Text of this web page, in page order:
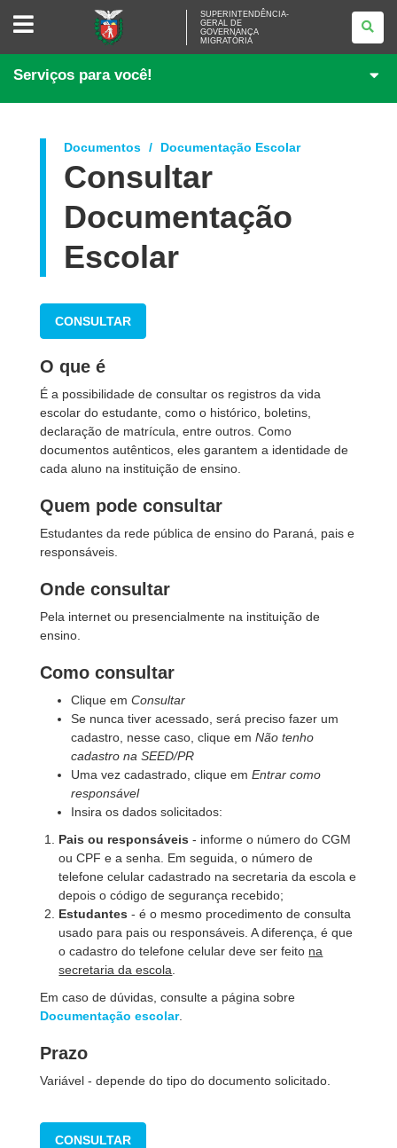
SUPERINTENDÊNCIA-
GOVERNANÇA
SUPERINTENDÊNCIA-
GERAL DE
GOVERNANÇA
MIGRATÓRIA
Serviços para você!
Documentos Documentação Escolar
Consultar
Documentação
Escolar
CONSULTAR
O que é
É a possibilidade de consultar os registros da vida
escolar do estudante, como o histórico, boletins,
declaração de matrícula, entre outros. Como
documentos autênticos, eles garantem a identidade de
cada aluno na instituição de ensino.
Quem pode consultar
Estudantes da rede pública de ensino do Paraná, pais e
responsáveis.
Onde consultar
Pela internet ou presencialmente na instituição de
ensino.
Como consultar
Clique em Consultar
Se nunca tiver acessado, será preciso fazer um
cadastro, nesse caso, clique em Não tenho
cadastro na SEED/PR
Uma vez cadastrado, clique em Entrar como
responsável
Insira os dados solicitados:
Pais ou responsáveis - informe o número do CGM
ou CPF e a senha. Em seguida, o número de
telefone celular cadastrado na secretaria da escola e
depois o código de segurança recebido;
Estudantes - é o mesmo procedimento de consulta
usado para pais ou responsáveis. A diferença, é que
o cadastro do telefone celular deve ser feito na
secretaria da escola
Em caso de dúvidas, consulte a página sobre
Documentação escolar.
Prazo
Variável - depende do tipo do documento solicitado.
CONSULTAR